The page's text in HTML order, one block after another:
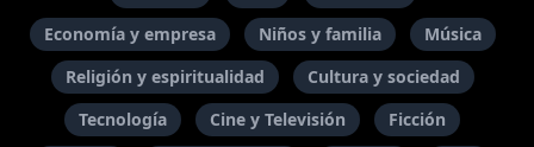
Economía y empresa
Niños y familia
Música
Religión y espiritualidad
Cultura y sociedad
Tecnología
Cine y Televisión
Ficción